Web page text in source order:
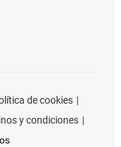
de cookies
y condiciones